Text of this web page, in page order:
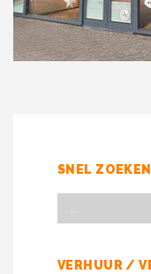
SNEL ZOEKEN
VERHUUR /